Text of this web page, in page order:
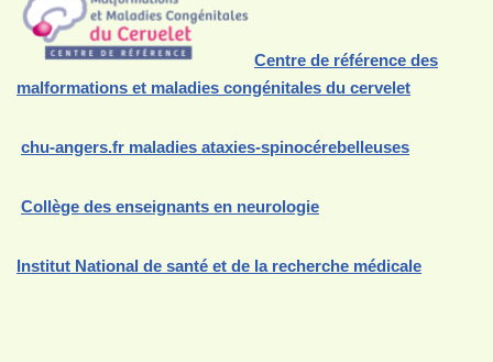
Centre de référence des
malformations et maladies congénitales du cervelet
chu-angers.fr maladies ataxies-spinocérebelleuses
Collège des enseignants en neurologie
Institut National de santé et de la recherche médicale